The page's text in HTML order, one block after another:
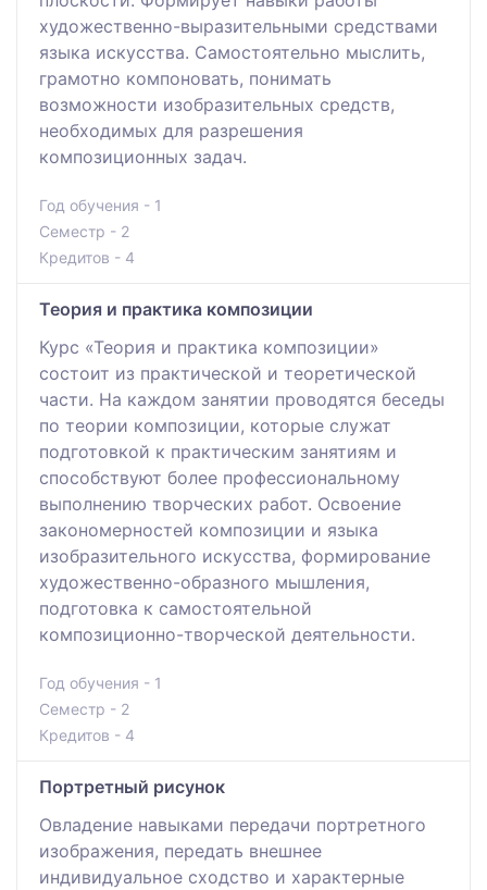
художественно-выразительными средствами
языка искусства. Самостоятельно мыслить,
грамотно компоновать, понимать
возможности изобразительных средств,
необходимых для разрешения
композиционных задач.
Год обучения - 1
Семестр - 2
Кредитов - 4
Теория и практика композиции
Курс «Теория и практика композиции»
состоит из практической и теоретической
части. На каждом занятии проводятся беседы
по теории композиции, которые служат
подготовкой к практическим занятиям и
способствуют более профессиональному
выполнению творческих работ. Освоение
закономерностей композиции и языка
изобразительного искусства, формирование
художественно-образного мышления,
подготовка к самостоятельной
композиционно-творческой деятельности.
Год обучения - 1
Семестр - 2
Кредитов - 4
Портретный рисунок
Овладение навыками передачи портретного
изображения, передать внешнее
индивидуальное сходство и характерные